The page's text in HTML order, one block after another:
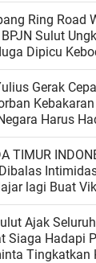
Ring Road
Sulut
Dipicu
Gerak
Harus
TIMUR
lagi Buat
1
Ajak
Siaga Hadapi
Tingkatkan